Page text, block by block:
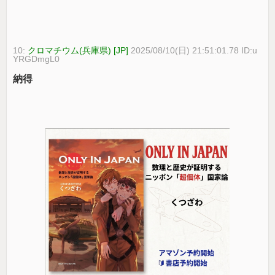
10: クロマチウム(兵庫県) [JP] 2025/08/10(日) 21:51:01.78 ID:u
YRGDmgL0
納得